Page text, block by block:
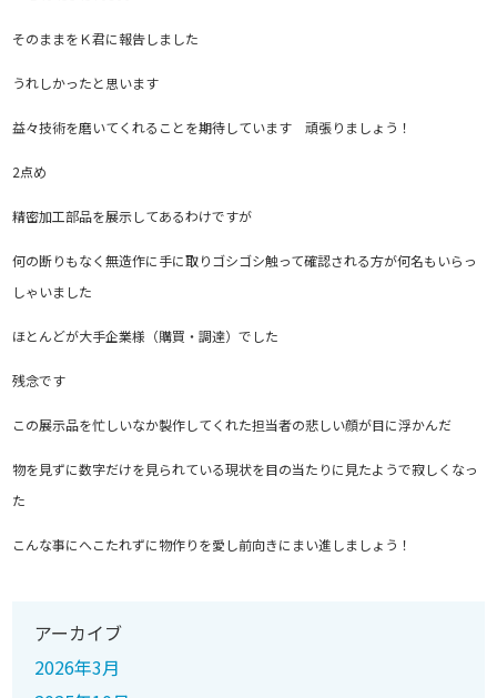
そのままをＫ君に報告しました
うれしかったと思います
益々技術を磨いてくれることを期待しています 頑張りましょう！
2点め
精密加工部品を展示してあるわけですが
何の断りもなく無造作に手に取りゴシゴシ触って確認される方が何名もいらっ
しゃいました
ほとんどが大手企業様（購買・調達）でした
残念です
この展示品を忙しいなか製作してくれた担当者の悲しい顔が目に浮かんだ
物を見ずに数字だけを見られている現状を目の当たりに見たようで寂しくなっ
た
こんな事にへこたれずに物作りを愛し前向きにまい進しましょう！
アーカイブ
2026年3月